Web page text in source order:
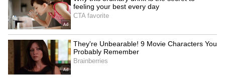
அதிகரிக்கும் போர் பதட்டம்.. "USSR
போலவே அமெரிக்காவும் சரியும்" -